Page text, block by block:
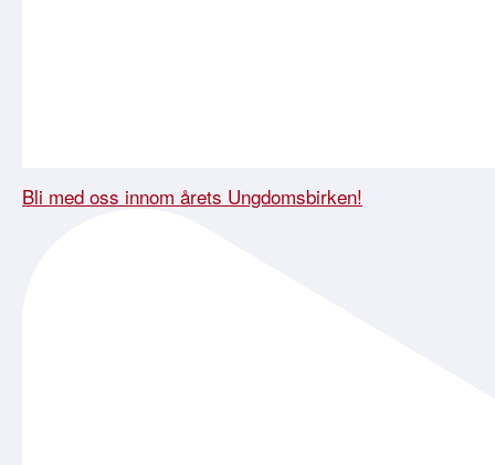
Bli med oss innom årets Ungdomsbirken!